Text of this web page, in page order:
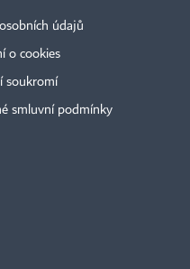
údajů
o cookies
soukromí
smluvní podmínky